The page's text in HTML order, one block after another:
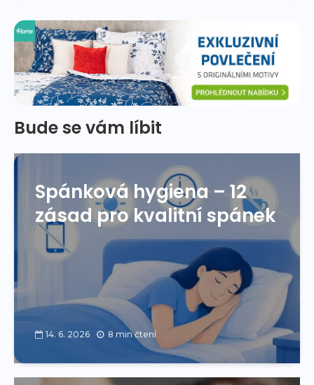
Bude se vám líbit
Spánková hygiena – 12
zásad pro kvalitní spánek
14. 6. 2026 8 min čtení